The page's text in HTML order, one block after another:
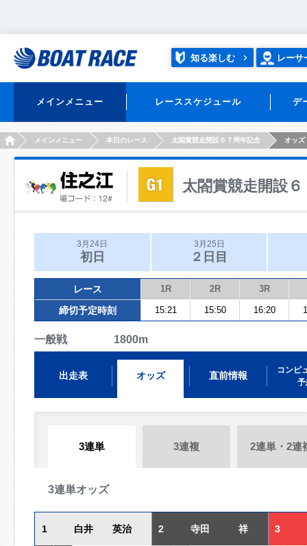
知る楽しむ レーサ
メインメニュー レーススケジュール デ
HOMEメインメニュー 本日のレース 太閤賞競走開設６７周年記念 オッズ
太閤賞競走開設
3月24日
初日
3月25日
２日目
レース 1R 2R 3R
締切予定時刻 15:21 15:50 16:20
一般戦 1800m
出走表 オッズ 直前情報
コンピ
予
3連単 3連複 2連単・2連
3連単オッズ
1 白井 英治 2 寺田 祥 3